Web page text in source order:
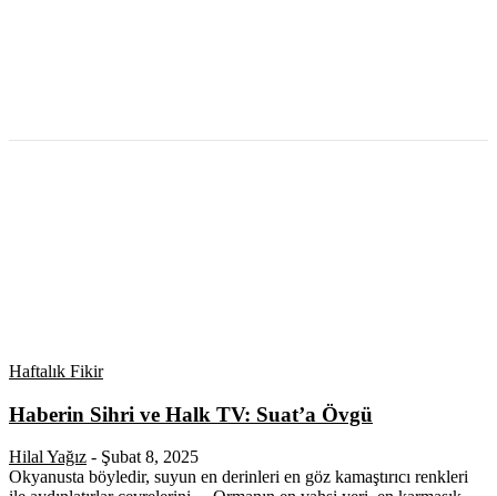
Haftalık Fikir
Haberin Sihri ve Halk TV: Suat’a Övgü
Hilal Yağız - Şubat 8, 2025
Okyanusta böyledir, suyun en derinleri en göz kamaştırıcı renkleri